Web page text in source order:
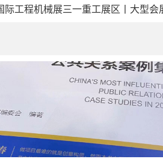
际工程机械展三一重工展区丨大型会